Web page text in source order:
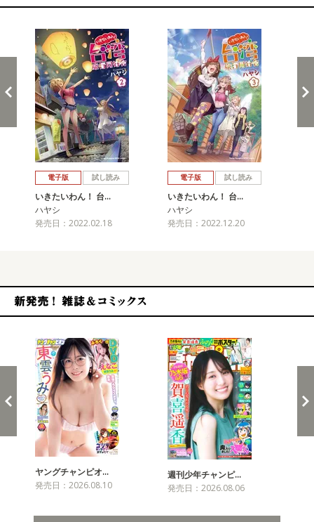
電子版 試し読み
いきたいわん！ 台…
ハヤシ
発売日：2022.02.18
電子版 試し読み
いきたいわん！ 台…
ハヤシ
発売日：2022.12.20
ヤングチャンピオ…
発売日：2026.08.10
週刊少年チャンピ…
発売日：2026.08.06